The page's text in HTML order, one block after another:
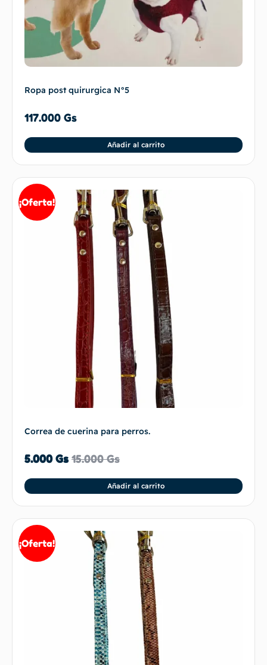
Ropa post quirurgica N°5
117.000 Gs
Añadir al carrito
¡Oferta!
Correa de cuerina para perros.
15.000Gs
5.000Gs
Añadir al carrito
¡Oferta!